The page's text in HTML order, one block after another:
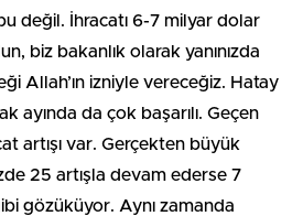
değil. İhracatı 6-7 milyar dolar
biz bakanlık olarak yanınızda
Allah’ın izniyle vereceğiz. Hatay
ayında da çok başarılı. Geçen
artışı var. Gerçekten büyük
25 artışla devam ederse 7
gözüküyor. Aynı zamanda